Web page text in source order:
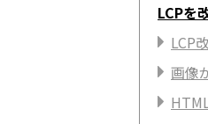
LCPを
LCP
画像